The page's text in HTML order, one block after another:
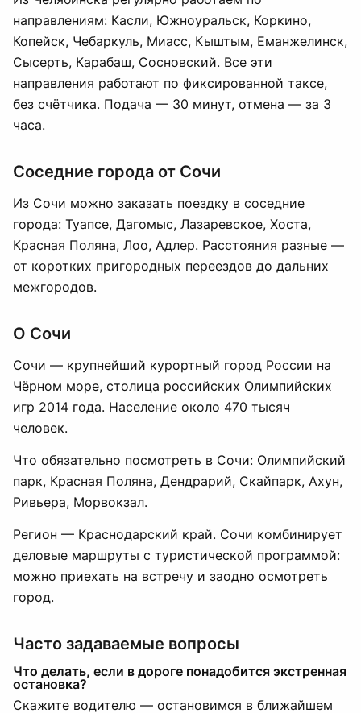
направлениям: Касли, Южноуральск, Коркино,
Копейск, Чебаркуль, Миасс, Кыштым, Еманжелинск,
Сысерть, Карабаш, Сосновский. Все эти
направления работают по фиксированной таксе,
без счётчика. Подача — 30 минут, отмена — за 3
часа.
Соседние города от Сочи
Из Сочи можно заказать поездку в соседние
города: Туапсе, Дагомыс, Лазаревское, Хоста,
Красная Поляна, Лоо, Адлер. Расстояния разные —
от коротких пригородных переездов до дальних
межгородов.
О Сочи
Сочи — крупнейший курортный город России на
Чёрном море, столица российских Олимпийских
игр 2014 года. Население около 470 тысяч
человек.
Что обязательно посмотреть в Сочи: Олимпийский
парк, Красная Поляна, Дендрарий, Скайпарк, Ахун,
Ривьера, Морвокзал.
Регион — Краснодарский край. Сочи комбинирует
деловые маршруты с туристической программой:
можно приехать на встречу и заодно осмотреть
город.
Часто задаваемые вопросы
Что делать, если в дороге понадобится экстренная
остановка?
Скажите водителю — остановимся в ближайшем